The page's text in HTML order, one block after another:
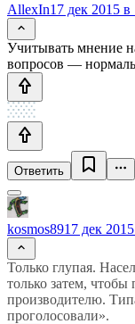
AllexIn17 дек 2015 в
Учитывать мнение
вопросов —
Ответить
kosmos8917 дек
Только глупая.
только затем, чтобы
производителю.
проголосовали».